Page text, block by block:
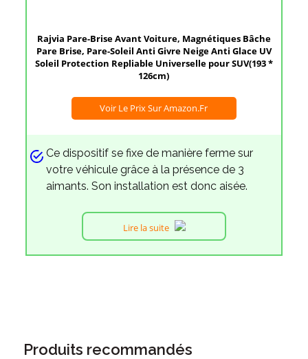
Rajvia Pare-Brise Avant Voiture, Magnétiques Bâche
Pare Brise, Pare-Soleil Anti Givre Neige Anti Glace UV
Soleil Protection Repliable Universelle pour SUV(193 *
126cm)
Voir Le Prix Sur Amazon.fr
Ce dispositif se fixe de manière ferme sur
votre véhicule grâce à la présence de 3
aimants. Son installation est donc aisée.
Lire la suite
Produits recommandés